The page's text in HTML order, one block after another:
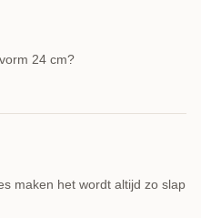
24 cm?
maken het wordt altijd zo slap